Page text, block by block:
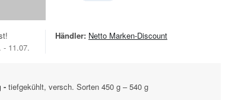
- 11.07.
Händler: Netto Marken-Discount
- tiefgekühlt, versch. Sorten 450 g – 540 g